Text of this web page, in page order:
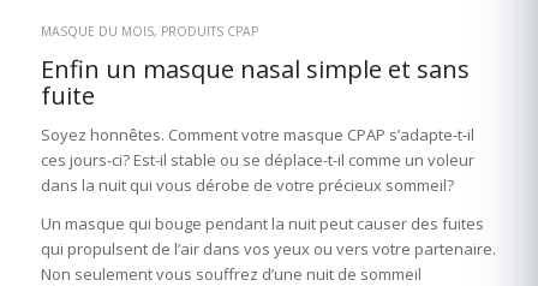
MASQUE DU MOIS, PRODUITS CPAP
Enfin un masque nasal simple et sans
fuite
Soyez honnêtes. Comment votre masque CPAP s’adapte-t-il
ces jours-ci? Est-il stable ou se déplace-t-il comme un voleur
dans la nuit qui vous dérobe de votre précieux sommeil?
Un masque qui bouge pendant la nuit peut causer des fuites
qui propulsent de l’air dans vos yeux ou vers votre partenaire.
Non seulement vous souffrez d’une nuit de sommeil